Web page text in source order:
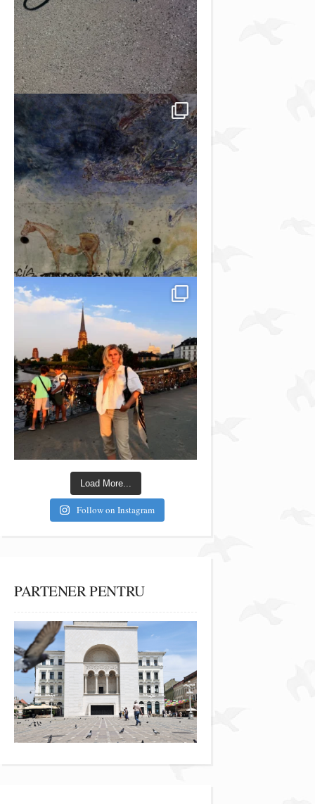
Load More...
Follow on Instagram
PARTENER PENTRU